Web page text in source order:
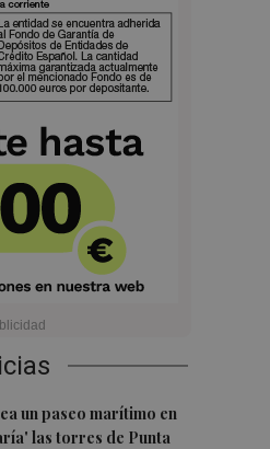
un paseo marítimo en
las torres de Punta